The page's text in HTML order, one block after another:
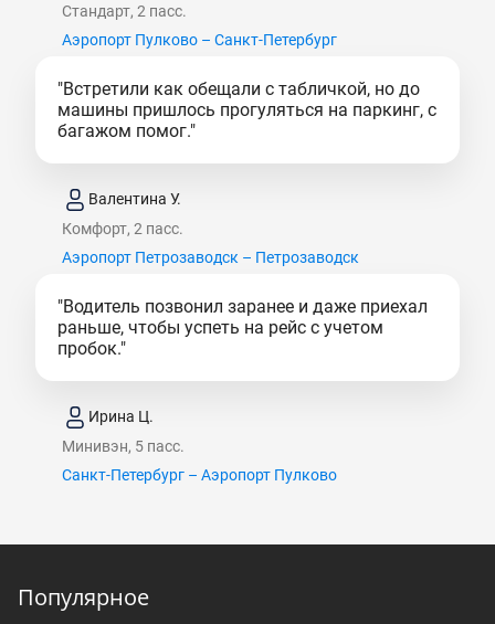
Стандарт, 2 пасс.
Аэропорт Пулково – Санкт-Петербург
"Встретили как обещали с табличкой, но до
машины пришлось прогуляться на паркинг, с
багажом помог."
Валентина У.
Комфорт, 2 пасс.
Аэропорт Петрозаводск – Петрозаводск
"Водитель позвонил заранее и даже приехал
раньше, чтобы успеть на рейс с учетом
пробок."
Ирина Ц.
Минивэн, 5 пасс.
Санкт-Петербург – Аэропорт Пулково
Популярное